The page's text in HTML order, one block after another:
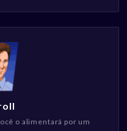
o alimentará por um